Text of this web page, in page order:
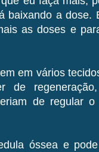
baixando a dose.
as doses e
em vários
de
de regular
óssea e